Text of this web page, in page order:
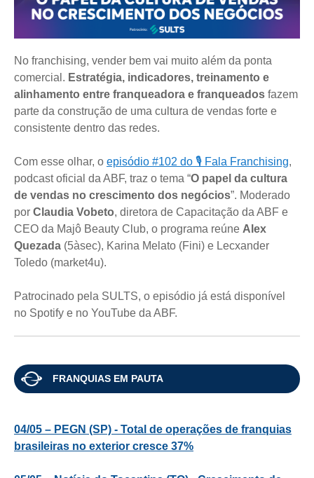
No franchising, vender bem vai muito além da ponta
comercial. Estratégia, indicadores, treinamento e
alinhamento entre franqueadora e franqueados fazem
parte da construção de uma cultura de vendas forte e
consistente dentro das redes.
Com esse olhar, o episódio #102 do 🎙️ Fala Franchising,
podcast oficial da ABF, traz o tema “O papel da cultura
de vendas no crescimento dos negócios”. Moderado
por Claudia Vobeto, diretora de Capacitação da ABF e
CEO da Majô Beauty Club, o programa reúne Alex
Quezada (5àsec), Karina Melato (Fini) e Lecxander
Toledo (market4u).
Patrocinado pela SULTS, o episódio já está disponível
no Spotify e no YouTube da ABF.
FRANQUIAS EM PAUTA
04/05 – PEGN (SP) - Total de operações de franquias
brasileiras no exterior cresce 37%